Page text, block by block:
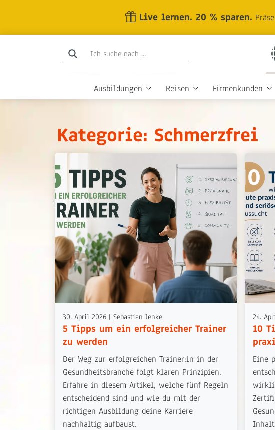
Live lernen. 20 % sparen.
Ausbildungen Reisen Firmenkunden
Kategorie: Schmerzfrei
30. April 2026 | Sebastian Jenke
5 Tipps um ein erfolgreicher Trainer
zu werden
Der Weg zur erfolgreichen Trainer:in in der
Gesundheitsbranche folgt klaren Prinzipien.
Erfahre in diesem Artikel, welche fünf Regeln
entscheidend sind und wie du mit der
richtigen Ausbildung deine Karriere
nachhaltig aufbaust.
24.
10
Eine